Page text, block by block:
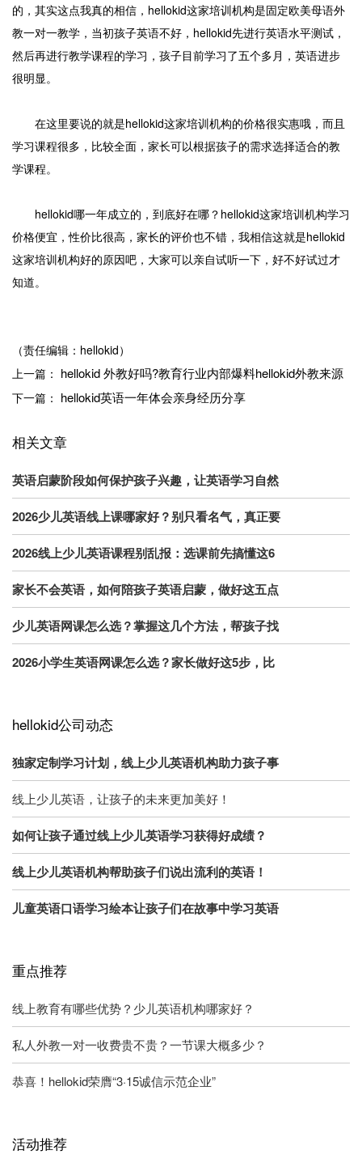
的，其实这点我真的相信，hellokid这家培训机构是固定欧美母语外
教一对一教学，当初孩子英语不好，hellokid先进行英语水平测试，
然后再进行教学课程的学习，孩子目前学习了五个多月，英语进步
很明显。
在这里要说的就是hellokid这家培训机构的价格很实惠哦，而且
学习课程很多，比较全面，家长可以根据孩子的需求选择适合的教
学课程。
hellokid哪一年成立的，到底好在哪？hellokid这家培训机构学习
价格便宜，性价比很高，家长的评价也不错，我相信这就是hellokid
这家培训机构好的原因吧，大家可以亲自试听一下，好不好试过才
知道。
（责任编辑：hellokid）
上一篇： hellokid 外教好吗?教育行业内部爆料hellokid外教来源
下一篇： hellokid英语一年体会亲身经历分享
相关文章
英语启蒙阶段如何保护孩子兴趣，让英语学习自然
2026少儿英语线上课哪家好？别只看名气，真正要
2026线上少儿英语课程别乱报：选课前先搞懂这6
家长不会英语，如何陪孩子英语启蒙，做好这五点
少儿英语网课怎么选？掌握这几个方法，帮孩子找
2026小学生英语网课怎么选？家长做好这5步，比
hellokid公司动态
独家定制学习计划，线上少儿英语机构助力孩子事
线上少儿英语，让孩子的未来更加美好！
如何让孩子通过线上少儿英语学习获得好成绩？
线上少儿英语机构帮助孩子们说出流利的英语！
儿童英语口语学习绘本让孩子们在故事中学习英语
重点推荐
线上教育有哪些优势？少儿英语机构哪家好？
私人外教一对一收费贵不贵？一节课大概多少？
恭喜！hellokid荣膺“3·15诚信示范企业”
活动推荐